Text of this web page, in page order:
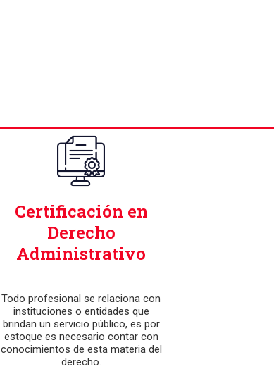
Certificación en
Derecho
Administrativo
Todo profesional se relaciona con
instituciones o entidades que
brindan un servicio público, es por
estoque es necesario contar con
conocimientos de esta materia del
derecho.